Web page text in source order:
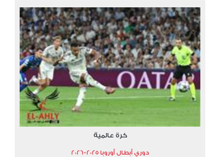
كرة عالمية
دوري أبطال أوروبا 2025-2026